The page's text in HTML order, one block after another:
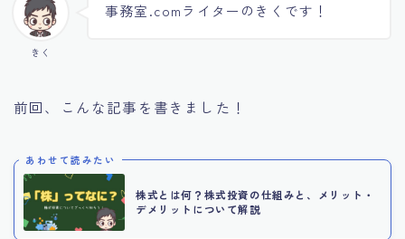
きく
事務室.comライターのきくです！
前回、こんな記事を書きました！
あわせて読みたい
株式とは何？株式投資の仕組みと、メリット・
デメリットについて解説